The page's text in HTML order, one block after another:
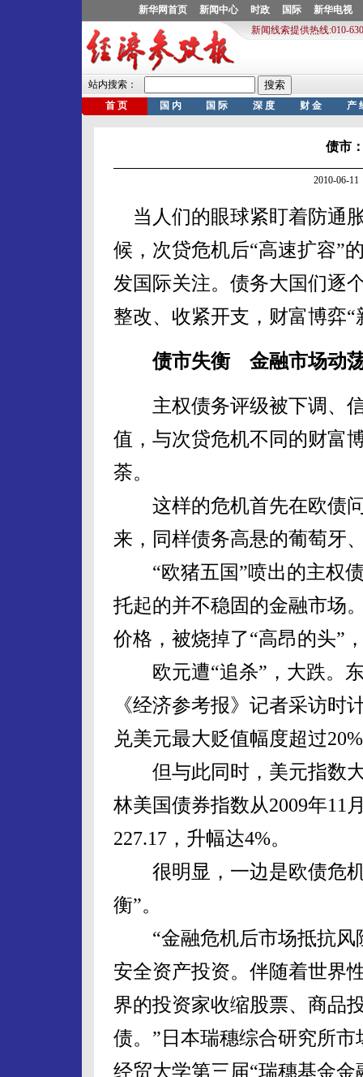
债市
2010-06-
当人们的眼球紧盯着防通
候，次贷危机后“高速扩容”
发国际关注。债务大国们逐
整改、收紧开支，财富博弈
债市失衡 金融市场动
主权债务评级被下调、信
值，与次贷危机不同的财富
荼。
这样的危机首先在欧债
来，同样债务高悬的葡萄牙
“欧猪五国”喷出的主权债
托起的并不稳固的金融市场
价格，被烧掉了“高昂的头”
欧元遭“追杀”，大跌。东
《经济参考报》记者采访时
兑美元最大贬值幅度超过
但与此同时，美元指数大
林美国债券指数从2009年11
227.17，升幅达4%。
很明显，一边是欧债危机
衡”。
“金融危机后市场抵抗风
安全资产投资。伴随着世界
界的投资家收缩股票、商品
债。”日本瑞穗综合研究所
经贸大学第三届“瑞穗基金